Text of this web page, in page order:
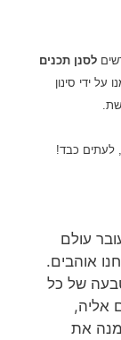
לסנן תכנים
על ידי סינון
לעתים כבד!
עולם
אוהבים.
של כל
אליה,
את